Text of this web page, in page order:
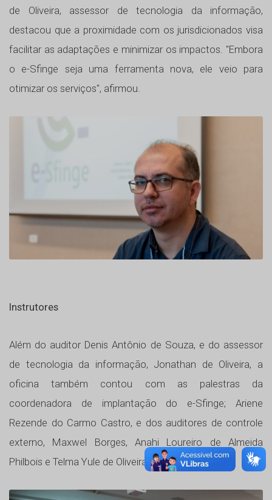
de Oliveira, assessor de tecnologia da informação,
destacou que a proximidade com os jurisdicionados visa
facilitar as adaptações e minimizar os impactos. "Embora
o e-Sfinge seja uma ferramenta nova, ele veio para
otimizar os serviços", afirmou.
Instrutores
Além do auditor Denis Antônio de Souza, e do assessor
de tecnologia da informação, Jonathan de Oliveira, a
oficina também contou com as palestras da
coordenadora de implantação do e-Sfinge; Ariene
Rezende do Carmo Castro, e dos auditores de controle
externo, Maxwel Borges, Anahi Loureiro de Almeida
Philbois e Telma Yule de Oliveira Zaffanelli.